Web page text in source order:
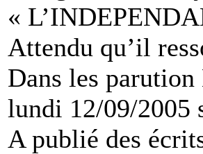
«
Attendu qu’il
Dans les
lundi 12/09/2005
A publié des